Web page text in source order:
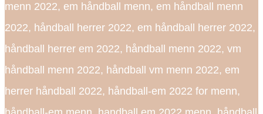
menn 2022, em håndball menn, em håndball menn
2022, håndball herrer 2022, em håndball herrer 2022,
håndball herrer em 2022, håndball menn 2022, vm
håndball menn 2022, håndball vm menn 2022, em
herrer håndball 2022, håndball-em 2022 for menn,